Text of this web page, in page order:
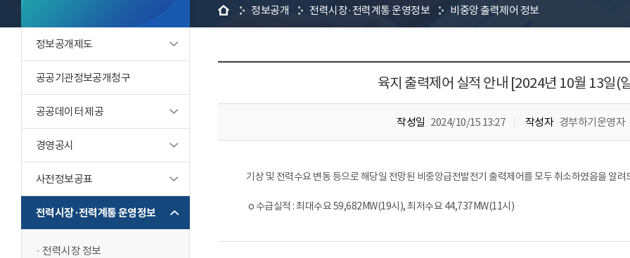
정보공개제도
공공기관정보공개청구
공공데이터 제공
경영공시
사전정보공표
전력시장·전력계통 운영정보
전력시장 정보
홈 정보공개 전력시장·전력계통 운영정보 비중앙 출력제어 정보
육지 출력제어 실적 안내 [2024년 10월 13일(
작성일 2024/10/15 13:27 작성자 경부하기운영자
기상 및 전력수요 변동 등으로 해당일 전망된 비중앙급전발전기 출력제어를 모두 취소하였음을 알려
o 수급실적 : 최대수요 59,682MW(19시), 최저수요 44,737MW(11시)